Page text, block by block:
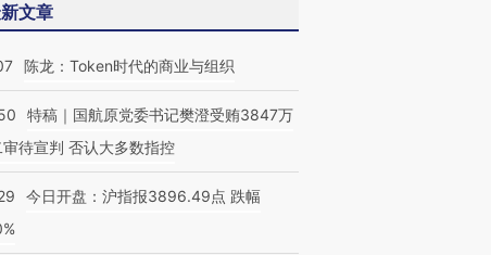
的吸金
？
粒摇头丸 尿检体内含3种
毒品
文章
陈龙：Token时代的商业与组织
特稿｜国航原党委书记樊澄受贿3847万
审待宣判 否认大多数指控
今日开盘：沪指报3896.49点 跌幅